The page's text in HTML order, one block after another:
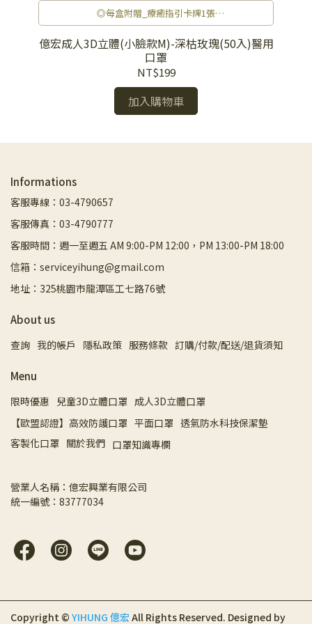
◎每盒附贈_療癒指引卡牌1張
◎V型小臉，優雅美型
◎修飾臉型，一秒變小臉
◎包覆性極佳，完整貼合臉部線條
◎3D立體造型，呼吸空間大
◎極舒適親膚層，不沾底妝
◎多款顏色口罩也可以變成日常穿搭重點
億宏成人3D立體(小臉款M)-深枯玫瑰(50入)醫用
口罩
NT$199
加入購物車
Informations
客服專線：03-4790657
客服傳真：03-4790777
客服時間：週一至週五 AM 9:00-PM 12:00，PM 13:00-PM 18:00
信箱：serviceyihung@gmail.com
地址：325桃園市龍潭區工七路76號
About us
查詢 我的帳戶 隱私政策 服務條款 訂購/付款/配送/退貨須知
Menu
限時優惠 兒童3D立體口罩 成人3D立體口罩
【歐盟認證】高效防護口罩 平面口罩 透氣防水科技保潔墊
客製化口罩 關於我們 口罩知識專欄
營業人名稱：億宏興業有限公司
統一編號：83777034
Copyright © YIHUNG 億宏All Rights Reserved. Designed by